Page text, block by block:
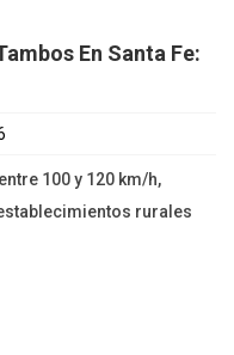
En Santa Fe:
100 y 120 km/h,
rurales